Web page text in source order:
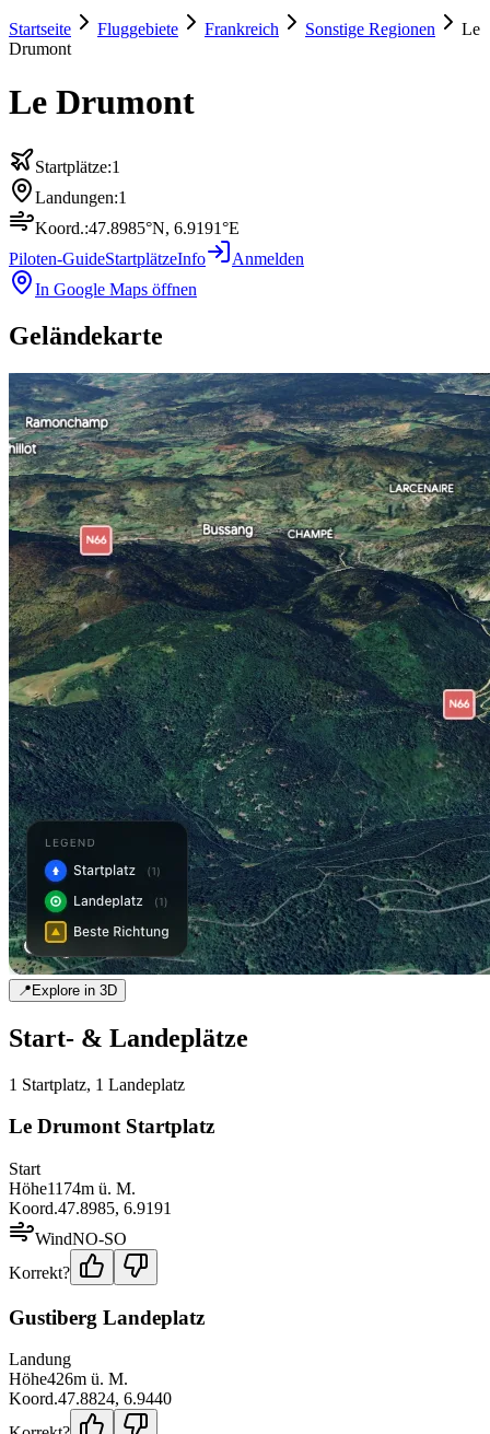
Startseite Fluggebiete Frankreich Sonstige Regionen
Le
Drumont
Le Drumont
Startplätze:1
Landungen:1
Koord.:47.8985°N, 6.9191°E
Piloten-GuideStartplätzeInfo
Anmelden
In Google Maps öffnen
Geländekarte
📍Explore in 3D
Start- & Landeplätze
1 Startplatz, 1 Landeplatz
Le Drumont Startplatz
Start
Höhe1174m ü. M.
Koord.47.8985, 6.9191
WindNO-SO
Korrekt?
Gustiberg Landeplatz
Landung
Höhe426m ü. M.
Koord.47.8824, 6.9440